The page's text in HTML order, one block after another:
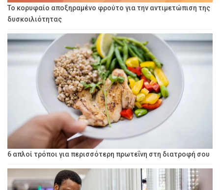
Το κορυφαίο αποξηραμένο φρούτο για την αντιμετώπιση της
δυσκοιλιότητας
6 απλοί τρόποι για περισσότερη πρωτεΐνη στη διατροφή σου